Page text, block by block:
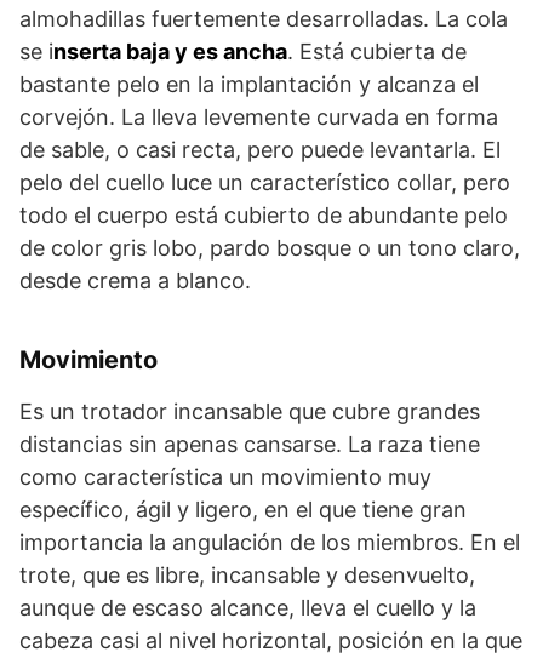
almohadillas fuertemente desarrolladas. La cola
se inserta baja y es ancha. Está cubierta de
bastante pelo en la implantación y alcanza el
corvejón. La lleva levemente curvada en forma
de sable, o casi recta, pero puede levantarla. El
pelo del cuello luce un característico collar, pero
todo el cuerpo está cubierto de abundante pelo
de color gris lobo, pardo bosque o un tono claro,
desde crema a blanco.
Movimiento
Es un trotador incansable que cubre grandes
distancias sin apenas cansar­se. La raza tiene
como característica un movimiento muy
específico, ágil y ligero, en el que tiene gran
importancia la angulación de los miembros. En el
trote, que es libre, incansable y desenvuelto,
aunque de escaso alcance, lleva el cuello y la
cabeza casi al nivel horizontal, posición en la que